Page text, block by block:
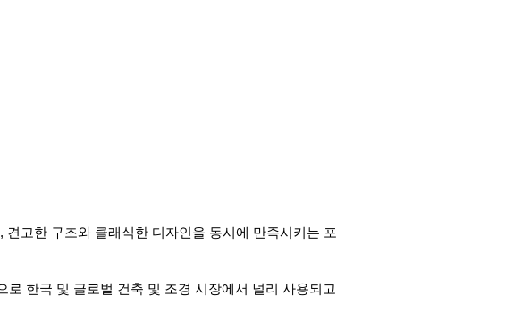
고한 구조와 클래식한 디자인을 동시에 만족시키는 포
한국 및 글로벌 건축 및 조경 시장에서 널리 사용되고